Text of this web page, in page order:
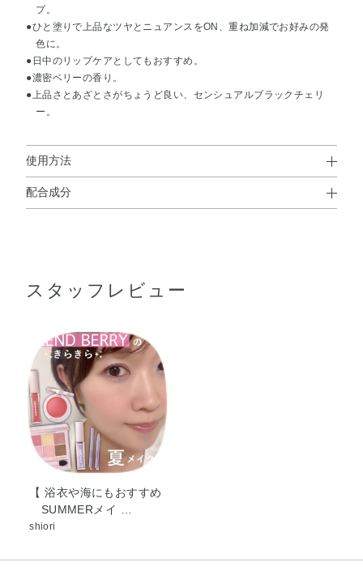
プ。
●ひと塗りで上品なツヤとニュアンスをON、重ね加減でお好みの発
色に。
●日中のリップケアとしてもおすすめ。
●濃密ベリーの香り。
●上品さとあざとさがちょうど良い、センシュアルブラックチェリ
ー。
使用方法
使用方法
配合成分
油・トコフェロール・ブドウ種子油・モモ核油・BHT・
コン・ジメチルシリル化シリカ・スクワラン・トリイソス
テアリン酸イソプロピルチタン・ハイドロゲンジメチコ
ン・メチコン・水酸化Al・炭酸Ca・香料・酸化チタン・酸
化鉄・黄4・黄5・赤104（1）・赤202
スタッフレビュー
【 浴衣や海にもおすすめ
SUMMERメイ …
shiori